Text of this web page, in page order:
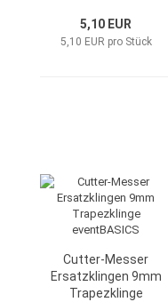
5,10 EUR
5,10 EUR pro Stück
Cutter-Messer
Ersatzklingen 9mm
Trapezklinge